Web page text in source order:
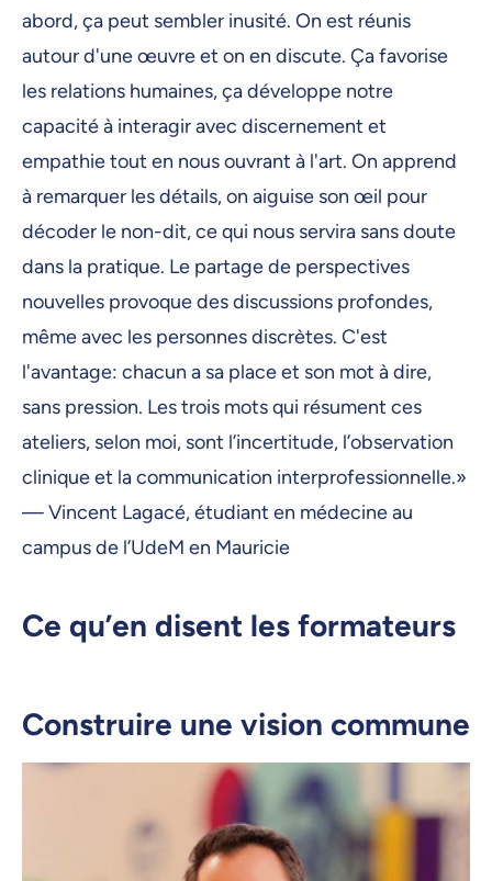
abord, ça peut sembler inusité. On est réunis
autour d'une œuvre et on en discute. Ça favorise
les relations humaines, ça développe notre
capacité à interagir avec discernement et
empathie tout en nous ouvrant à l'art. On apprend
à remarquer les détails, on aiguise son œil pour
décoder le non-dit, ce qui nous servira sans doute
dans la pratique. Le partage de perspectives
nouvelles provoque des discussions profondes,
même avec les personnes discrètes. C'est
l'avantage: chacun a sa place et son mot à dire,
sans pression. Les trois mots qui résument ces
ateliers, selon moi, sont l’incertitude, l’observation
clinique et la communication interprofessionnelle.»
— Vincent Lagacé, étudiant en médecine au
campus de l’UdeM en Mauricie
Ce qu’en disent les formateurs
Construire une vision commune